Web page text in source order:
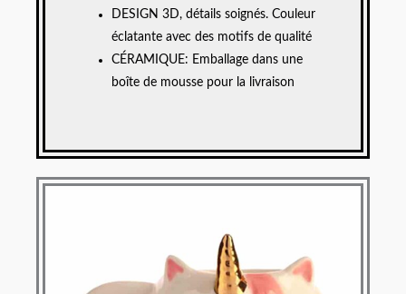
DESIGN 3D, détails soignés. Couleur
éclatante avec des motifs de qualité
CÉRAMIQUE: Emballage dans une
boîte de mousse pour la livraison